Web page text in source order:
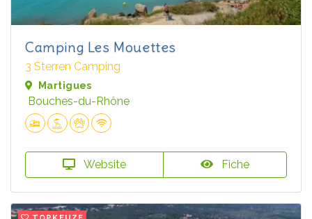
Camping Les Mouettes
3 Sterren Camping
Martigues
Bouches-du-Rhône
Website Fiche